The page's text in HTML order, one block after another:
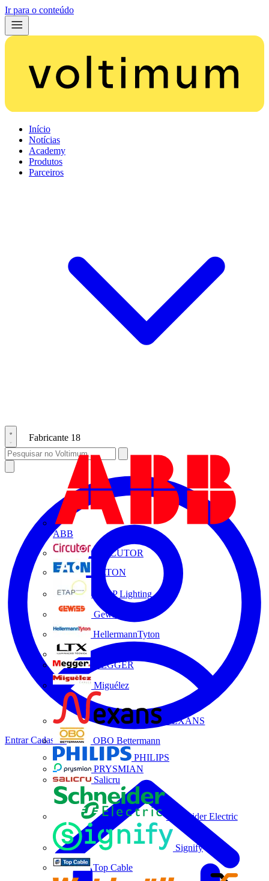
Ir para o conteúdo
Início
Notícias
Academy
Produtos
Parceiros
Fabricante 18
ABB
CIRCUTOR
EATON
ETAP Lighting
Gewiss
HellermannTyton
MEGGER
Miguélez
NEXANS
OBO Bettermann
PHILIPS
PRYSMIAN
Salicru
Schneider Electric
Signify
Top Cable
EntrarCadastrar